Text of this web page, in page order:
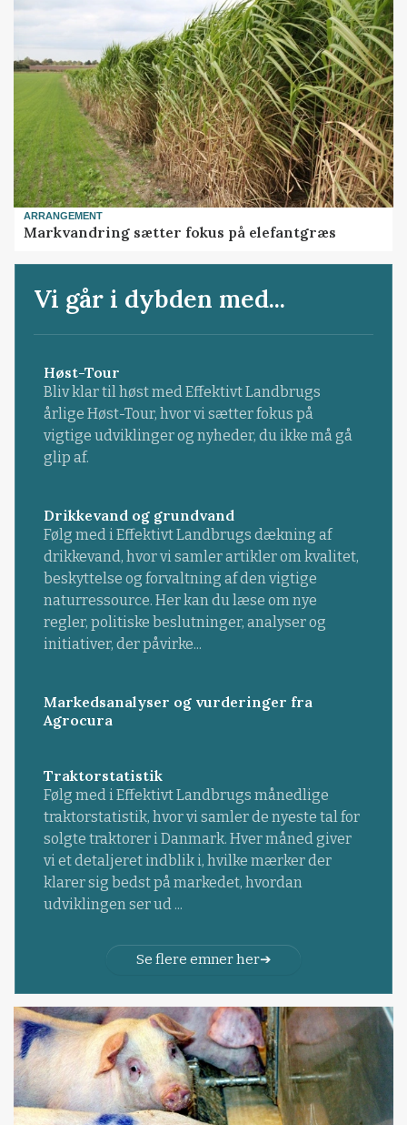
ARRANGEMENT
Markvandring sætter fokus på elefantgræs
Vi går i dybden med...
Høst-Tour
Bliv klar til høst med Effektivt Landbrugs
årlige Høst-Tour, hvor vi sætter fokus på
vigtige udviklinger og nyheder, du ikke må gå
glip af.
Drikkevand og grundvand
Følg med i Effektivt Landbrugs dækning af
drikkevand, hvor vi samler artikler om kvalitet,
beskyttelse og forvaltning af den vigtige
naturressource. Her kan du læse om nye
regler, politiske beslutninger, analyser og
initiativer, der påvirke...
Markedsanalyser og vurderinger fra
Agrocura
Traktorstatistik
Følg med i Effektivt Landbrugs månedlige
traktorstatistik, hvor vi samler de nyeste tal for
solgte traktorer i Danmark. Hver måned giver
vi et detaljeret indblik i, hvilke mærker der
klarer sig bedst på markedet, hvordan
udviklingen ser ud ...
Se flere emner her